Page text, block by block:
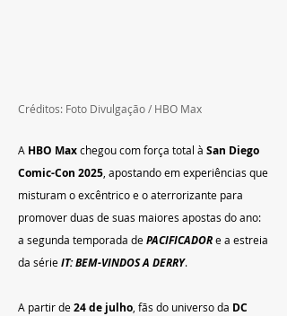
Créditos: Foto Divulgação / HBO Max
A HBO Max chegou com força total à San Diego
Comic-Con 2025 , apostando em experiências que
misturam o excêntrico e o aterrorizante para
promover duas de suas maiores apostas do ano:
a segunda temporada de PACIFICADOR e a estreia
da série IT: BEM-VINDOS A DERRY.
A partir de 24 de julho , fãs do universo da DC